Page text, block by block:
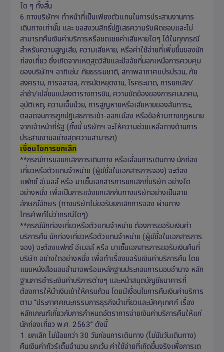
ใด ๆ ทั้งสิ้น
6.ทางบริษัทฯ ทำหน้าที่เป็นเพียงตัวแทนในการประสานงานการ
เดินทางเท่านั้น และ ขอสงวนสิทธิ์ปฏิเสธความรับผิดชอบและไม่
สามารถคืนเงินค่าบริการหรือชดเชยค่าเสียหายใดๆ ได้ในทุกกรณี
สำหรับความสูญเสีย, ความเสียหาย, หรือค่าใช้จ่ายที่เพิ่มขึ้นของนัก
ท่องเที่ยว ซึ่งเกิดจากเหตุสุดวิสัยและปัจจัยที่นอกเหนือการควบคุม
ของบริษัทฯ อาทิเช่น: ภัยธรรมชาติ, สภาพอากาศแปรปรวน, ภัย
สงคราม, การจลาจล, การนัดหยุดงาน, โรคระบาด, การยกเลิก/
ล่าช้า/เปลี่ยนแปลงตารางการบิน, ความขัดข้องของการคมนาคม,
อุบัติเหตุ, ความเจ็บป่วย, การสูญหายหรือเสียหายของสัมภาระ,
ตลอดจนการถูกปฏิเสธการเข้า-ออกเมือง หรือข้อห้ามทางกฎหมาย
จากเจ้าหน้าที่รัฐ (ทั้งนี้ บริษัทฯ จะให้ความช่วยเหลือทางด้านการ
ประสานงานอย่างสุดความสามารถ)
เงื่อนไขการยกเลิก
**กรณีการขอยกเลิกการเดินทาง หรือเลื่อนการเดินทาง นักท่อง
เที่ยวหรือตัวแทนจำหน่าย (ผู้มีชื่อในเอกสารการจอง) จะต้อง
แฟกซ์ อีเมลล์ หรือ มาเซ็นเอกสารการยกเลิกที่บริษัท อย่างใด
อย่างหนึ่ง เพื่อเป็นการแจ้งยกเลิกกับทางบริษัทอย่างเป็นลาย
ลักษณ์อักษร (ทางบริษัทไม่ขอรับยกเลิกการจอง ผ่านทาง
โทรศัพท์ไม่ว่ากรณีใดๆ)
**กรณีนักท่องเที่ยวหรือตัวแทนจำหน่าย ต้องการขอรับเงินค่า
บริการคืน นักท่องเที่ยวหรือตัวแทนจำหน่าย (ผู้มีชื่อในเอกสารการ
จอง) จะต้องแฟกซ์ อีเมลล์ หรือ มาเซ็นเอกสารการขอรับเงินคืนที่
บริษัท อย่างใดอย่างหนึ่ง เพื่อทำเรื่องขอรับเงินค่าบริการคืน โดย
แนบหนังสือมอบอำนาจพร้อมหลักฐานประกอบการมอบอำนาจ หลัก
ฐานการชำระเงินค่าบริการต่างๆ และหน้าสมุดบัญชีธนาคารที่
ต้องการให้นำเงินเข้าให้ครบถ้วน โดยมีเงื่อนไขการคืนเงินค่าบริการ
ตาม “ประกาศคณะกรรมการธุรกิจนำเที่ยวและมัคคุเทศก์ เรื่อง
หลักเกณฑ์เกี่ยวกับการกำหนดอัตราการจ่ายเงินค่าบริการคืนให้แก่
นักท่องเที่ยว พ.ศ. 2563” ดังนี้
1. ยกเลิก ไม่น้อยกว่า 30 วันก่อนการเดินทาง (ไม่นับวันเดินทาง)
คืนเงินค่าทัวร์เต็มจำนวน ยกเว้น ค่าใช้จ่ายที่เกิดขึ้นจริงเพื่อการเต